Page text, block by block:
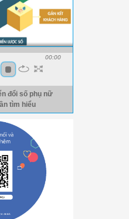
00:00
đổi số phụ nữ
tìm hiểu